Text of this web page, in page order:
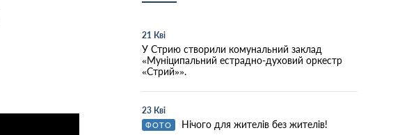
21 Кві
У Стрию створили комунальний заклад
«Муніципальний естрадно-духовий оркестр
«Стрий»».
23 Кві
ФОТО Нічого для жителів без жителів!